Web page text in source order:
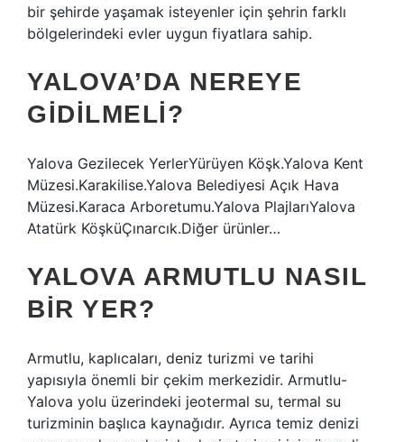
bir şehirde yaşamak isteyenler için şehrin farklı
bölgelerindeki evler uygun fiyatlara sahip.
YALOVA’DA NEREYE
GIDILMELI?
Yalova Gezilecek YerlerYürüyen Köşk.Yalova Kent
Müzesi.Karakilise.Yalova Belediyesi Açık Hava
Müzesi.Karaca Arboretumu.Yalova PlajlarıYalova
Atatürk KöşküÇınarcık.Diğer ürünler…
YALOVA ARMUTLU NASIL
BIR YER?
Armutlu, kaplıcaları, deniz turizmi ve tarihi
yapısıyla önemli bir çekim merkezidir. Armutlu-
Yalova yolu üzerindeki jeotermal su, termal su
turizminin başlıca kaynağıdır. Ayrıca temiz denizi